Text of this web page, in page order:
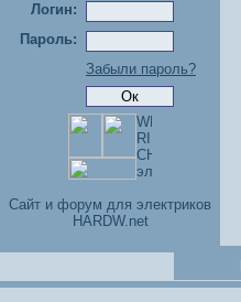
Логин:
Пароль:
Забыли пароль?
Cайт и форум для электриков
HARDW.net